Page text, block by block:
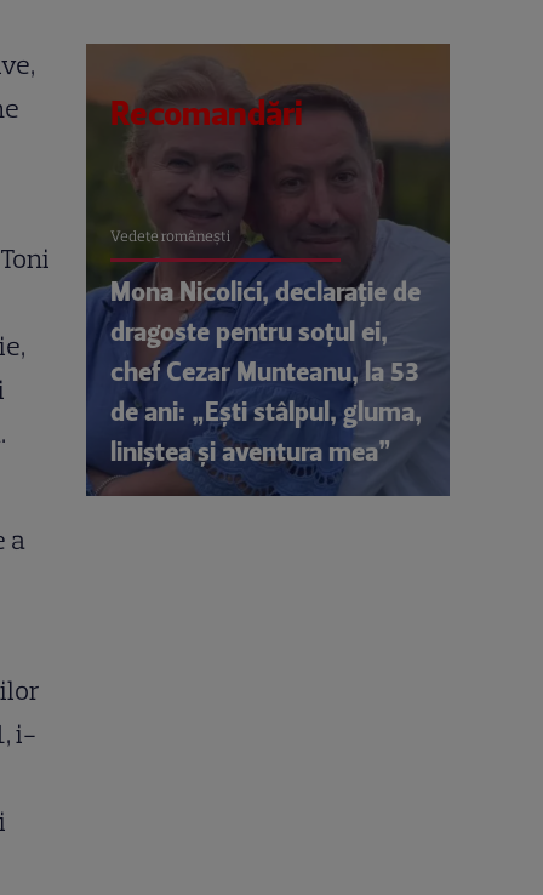
a
i-
Recomandări
Vedete româneşti
Mona Nicolici, declarație de
dragoste pentru soțul ei,
chef Cezar Munteanu, la 53
de ani: „Ești stâlpul, gluma,
liniștea și aventura mea”